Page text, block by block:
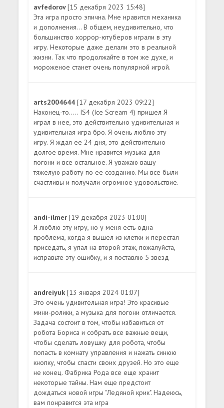
avfedorov[15 декабря 2023 15:48]
Эта игра просто эпична. Мне нравится механика
и дополнения... В общем, неудивительно, что
большинство хоррор-ютуберов играли в эту
игру. Некоторые даже делали это в реальной
жизни. Так что продолжайте в том же духе, и
мороженое станет очень популярной игрой.
arts2004644[17 декабря 2023 09:22]
Наконец-то..... IS4 (Ice Scream 4) пришел Я
играл в нее, это действительно удивительная и
удивительная игра бро. Я очень люблю эту
игру. Я ждал ее 24 дня, это действительно
долгое время. Мне нравится музыка для
погони и все остальное. Я уважаю вашу
тяжелую работу по ее созданию. Мы все были
счастливы и получали огромное удовольствие.
andi-ilmer[19 декабря 2023 01:00]
Я люблю эту игру, но у меня есть одна
проблема, когда я вышел из клетки и перестал
приседать, я упал на второй этаж, пожалуйста,
исправьте эту ошибку, и я поставлю 5 звезд
andreiyuk[13 января 2024 01:07]
Это очень удивительная игра! Это красивые
мини-ролики, а музыка для погони отличается.
Задача состоит в том, чтобы избавиться от
робота Бориса и собрать все важные вещи,
чтобы сделать ловушку для робота, чтобы
попасть в комнату управления и нажать синюю
кнопку, чтобы спасти своих друзей. Но это еще
не конец. Фабрика Рода все еще хранит
некоторые тайны. Нам еще предстоит
дождаться новой игры "Ледяной крик". Надеюсь,
вам понравится эта игра